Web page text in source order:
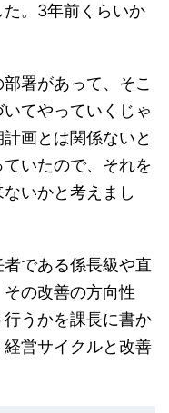
。3年前くらいか
署があって、そこ
てやっていくじゃ
画とは関係ないと
いたので、それを
いかと考えまし
である係長級や直
の改善の方向性
うかを課長に書か
営サイクルと改善